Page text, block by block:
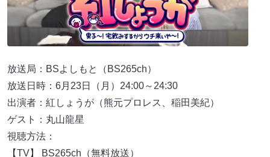
放送局：BSよしもと（BS265ch）
放送日時：6月23日（月）24:00～24:30
出演者：紅しょうが（熊元プロレス、稲田美紀）
ゲスト：丸山龍星
視聴方法：
【TV】 BS265ch（無料放送）